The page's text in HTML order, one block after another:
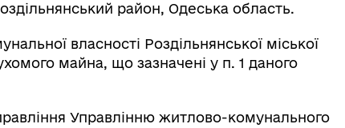
район, Одеська область.
власності Роздільнянської міської
майна, що зазначені у п. 1 даного
Управлінню житлово-комунального